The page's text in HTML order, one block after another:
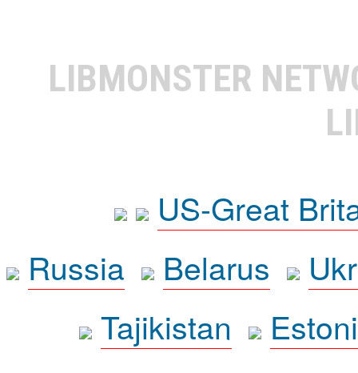
LIBMONSTER
US-Great
Russia
Belarus
Tajikistan